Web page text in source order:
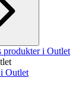
produkter i Outlet
Outlet